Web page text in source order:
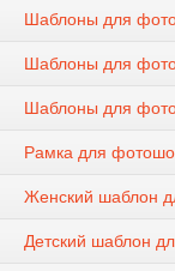
Шаблоны для
Шаблоны для
Шаблоны для
Рамка для
Женский шаблон
Детский шаблон